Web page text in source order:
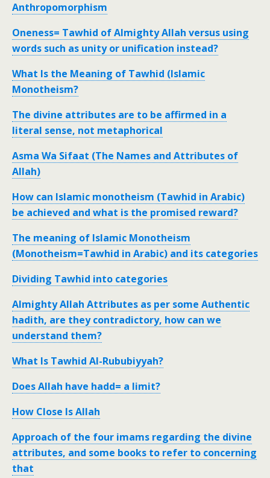
Anthropomorphism
Oneness= Tawhid of Almighty Allah versus using
words such as unity or unification instead?
What Is the Meaning of Tawhid (Islamic
Monotheism?
The divine attributes are to be affirmed in a
literal sense, not metaphorical
Asma Wa Sifaat (The Names and Attributes of
Allah)
How can Islamic monotheism (Tawhid in Arabic)
be achieved and what is the promised reward?
The meaning of Islamic Monotheism
(Monotheism=Tawhid in Arabic) and its categories
Dividing Tawhid into categories
Almighty Allah Attributes as per some Authentic
hadith, are they contradictory, how can we
understand them?
What Is Tawhid Al-Rububiyyah?
Does Allah have hadd= a limit?
How Close Is Allah
Approach of the four imams regarding the divine
attributes, and some books to refer to concerning
that